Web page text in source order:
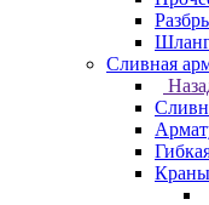
Сливная
Краны